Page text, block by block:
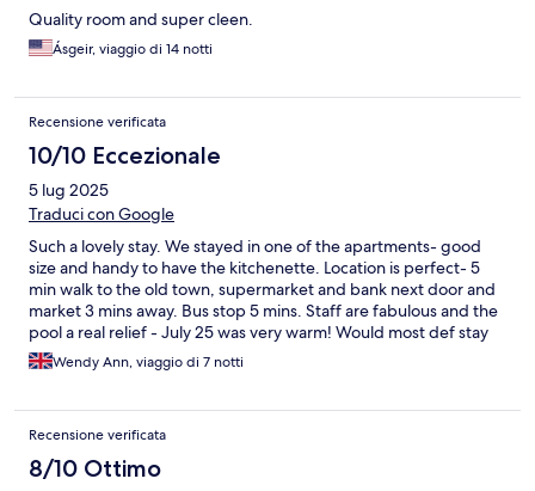
Quality room and super cleen.
Ásgeir, viaggio di 14 notti
Recensione verificata
10/10 Eccezionale
5 lug 2025
Traduci con Google
Such a lovely stay. We stayed in one of the apartments- good
size and handy to have the kitchenette. Location is perfect- 5
min walk to the old town, supermarket and bank next door and
market 3 mins away. Bus stop 5 mins. Staff are fabulous and the
pool a real relief - July 25 was very warm! Would most def stay
here again
Wendy Ann, viaggio di 7 notti
Recensione verificata
8/10 Ottimo